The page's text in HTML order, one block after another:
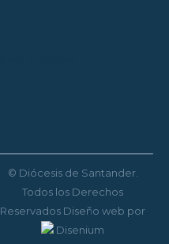
© Diócesis de Santander.
Todos los Derechos
Reservados Diseño web por
Disenium